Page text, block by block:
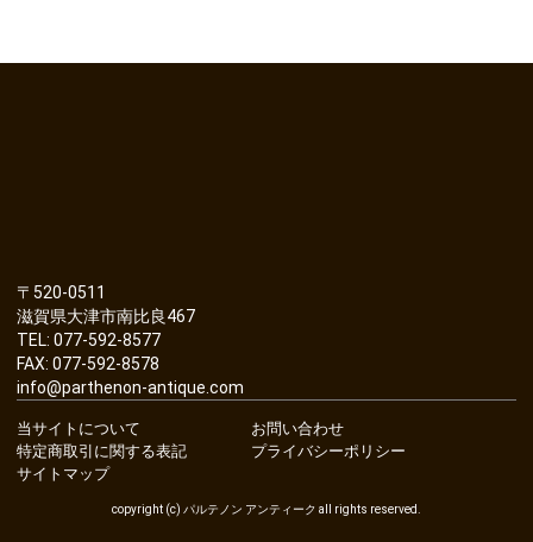
〒520-0511
滋賀県大津市南比良467
TEL: 077-592-8577
FAX: 077-592-8578
info@parthenon-antique.com
当サイトについて
お問い合わせ
特定商取引に関する表記
プライバシーポリシー
サイトマップ
copyright (c) パルテノン アンティーク all rights reserved.